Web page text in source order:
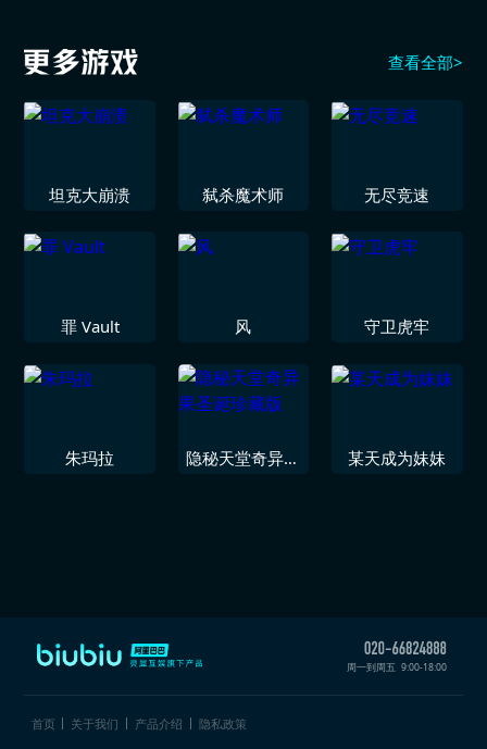
查看全部>
坦克大崩溃 弑杀魔术师 无尽竞速
罪 Vault 风 守卫虎牢
朱玛拉
隐秘天堂奇异果
某天成为妹妹
周一到周五 9:00-18:00
首页 关于我们 产品介绍 隐私政策